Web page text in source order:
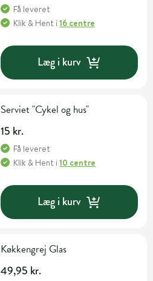
Få leveret
Klik & Hent i16 centre
Læg i kurv
Serviet "Cykel og hus"
15 kr.
Få leveret
Klik & Hent i10 centre
Læg i kurv
Køkkengrej Glas
49,95 kr.